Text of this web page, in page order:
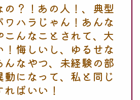
の？！あの人！、典型
ワハラじゃん！あんな
こんなことされて、大
！悔しいし、ゆるせな
んなやつ、未経験の部
動になって、私と同じ
ばいい！